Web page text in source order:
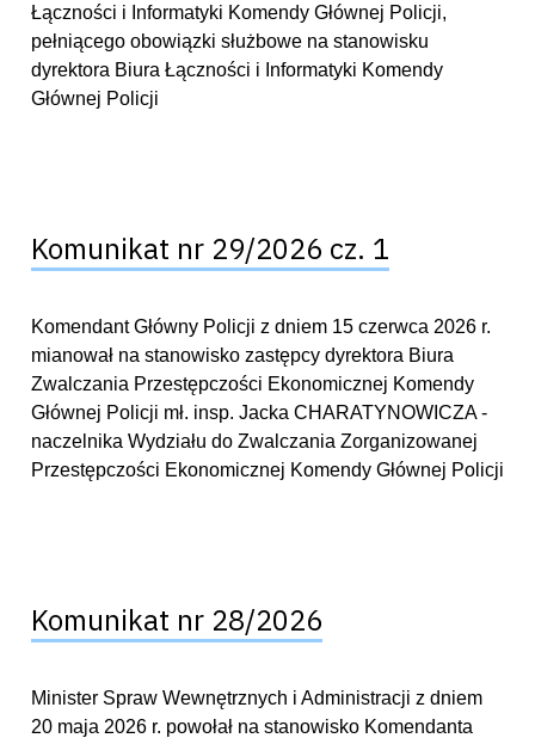
Łączności i Informatyki Komendy Głównej Policji,
pełniącego obowiązki służbowe na stanowisku
dyrektora Biura Łączności i Informatyki Komendy
Głównej Policji
Komunikat nr 29/2026 cz. 1
Komendant Główny Policji z dniem 15 czerwca 2026 r.
mianował na stanowisko zastępcy dyrektora Biura
Zwalczania Przestępczości Ekonomicznej Komendy
Głównej Policji mł. insp. Jacka CHARATYNOWICZA -
naczelnika Wydziału do Zwalczania Zorganizowanej
Przestępczości Ekonomicznej Komendy Głównej Policji
Komunikat nr 28/2026
Minister Spraw Wewnętrznych i Administracji z dniem
20 maja 2026 r. powołał na stanowisko Komendanta